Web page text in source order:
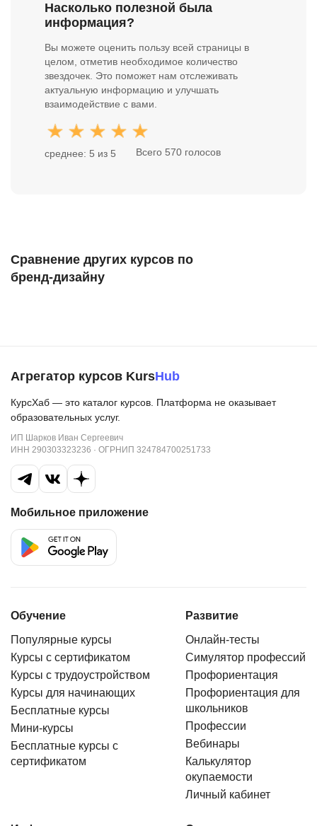
Насколько полезной была
информация?
Вы можете оценить пользу всей страницы в
целом, отметив необходимое количество
звездочек. Это поможет нам отслеживать
актуальную информацию и улучшать
взаимодействие с вами.
среднее: 5 из 5 Всего 570 голосов
Сравнение других курсов по
бренд-дизайну
Агрегатор курсов KursHub
КурсХаб — это каталог курсов. Платформа не оказывает
образовательных услуг.
ИП Шарков Иван Сергеевич
ИНН 290303323236 · ОГРНИП 324784700251733
Мобильное приложение
Обучение
Популярные курсы
Курсы с сертификатом
Курсы с трудоустройством
Курсы для начинающих
Бесплатные курсы
Мини-курсы
Бесплатные курсы с
сертификатом
Развитие
Онлайн-тесты
Симулятор профессий
Профориентация
Профориентация для
школьников
Профессии
Вебинары
Калькулятор
окупаемости
Личный кабинет